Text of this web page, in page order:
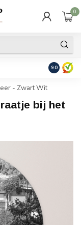
0
Achteraf
9.0
- Zwart Wit
bij het